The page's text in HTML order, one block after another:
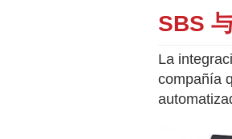
SBS
La
compañía